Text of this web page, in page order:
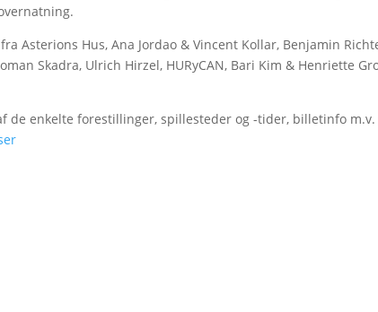
Asterions Hus, Ana Jordao & Vincent Kollar, Benjamin
Skadra, Ulrich Hirzel, HURyCAN, Bari Kim & Henriette
de enkelte forestillinger, spillesteder og -tider, billetinfo m.v.